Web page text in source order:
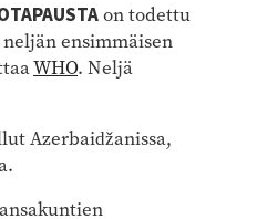
on todettu
ensimmäisen
WHO. Neljä
Azerbaidžanissa,